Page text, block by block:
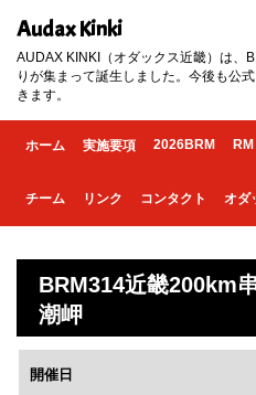
Audax Kinki
AUDAX KINKI（オダックス近畿）は、
りが集まって誕生しました。今後も公
きます。
ホーム 実施要項 2026BRM RM
チーム リンク コンタクト オダ
BRM314近畿200km
潮岬
開催日